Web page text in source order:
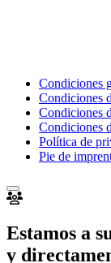
Condiciones
Condiciones
Condiciones
Condiciones
Política de
Pie de
Estamos a
y